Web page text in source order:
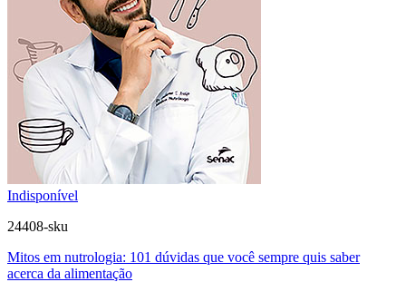
Indisponível
24408-sku
Mitos em nutrologia: 101 dúvidas que você sempre quis saber
acerca da alimentação